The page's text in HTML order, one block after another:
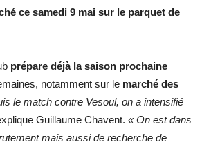
ce samedi 9 mai sur le parquet de
prépare déjà la saison prochaine
notamment sur le marché des
le match contre Vesoul, on a intensifié
Guillaume Chavent. « On est dans
mais aussi de recherche de